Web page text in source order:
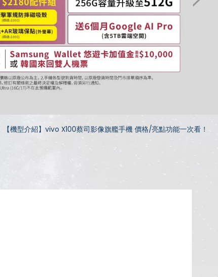
【機型介紹】vivo X100蔡司影像旗艦手機 價格/亮點功能一次看！